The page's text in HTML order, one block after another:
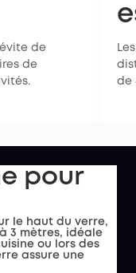
de
de
de
pour
le haut du verre,
3 mètres, idéale
ou lors des
assure une